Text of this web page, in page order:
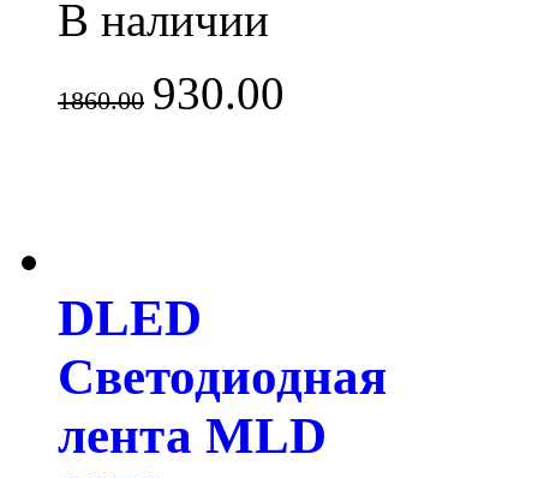
В наличии
1860.00 930.00
DLED
Светодиодная
лента MLD